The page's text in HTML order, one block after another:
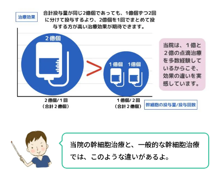
当院の幹細胞治療と、一般的な幹細胞治療
では、このような違いがあるよ。